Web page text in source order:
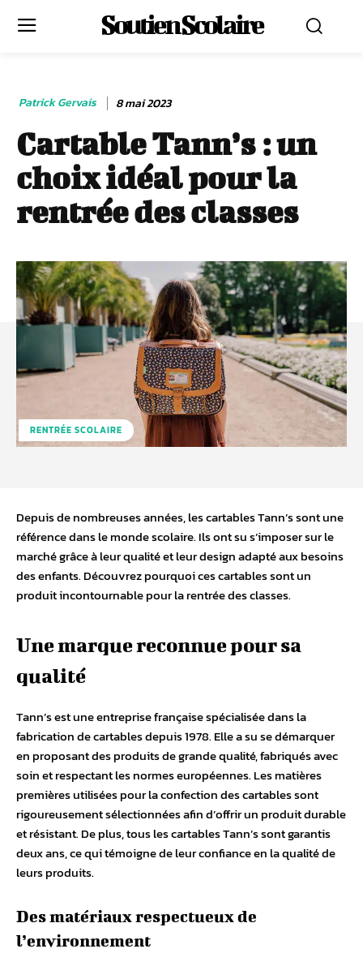
Soutien Scolaire
Patrick Gervais 8 mai 2023
Cartable Tann’s : un
choix idéal pour la
rentrée des classes
RENTRÉE SCOLAIRE
Depuis de nombreuses années, les cartables Tann’s sont une
référence dans le monde scolaire. Ils ont su s’imposer sur le
marché grâce à leur qualité et leur design adapté aux besoins
des enfants. Découvrez pourquoi ces cartables sont un
produit incontournable pour la rentrée des classes.
Une marque reconnue pour sa
qualité
Tann’s est une entreprise française spécialisée dans la
fabrication de cartables depuis 1978. Elle a su se démarquer
en proposant des produits de grande qualité, fabriqués avec
soin et respectant les normes européennes. Les matières
premières utilisées pour la confection des cartables sont
rigoureusement sélectionnées afin d’offrir un produit durable
et résistant. De plus, tous les cartables Tann’s sont garantis
deux ans, ce qui témoigne de leur confiance en la qualité de
leurs produits.
Des matériaux respectueux de
l’environnement